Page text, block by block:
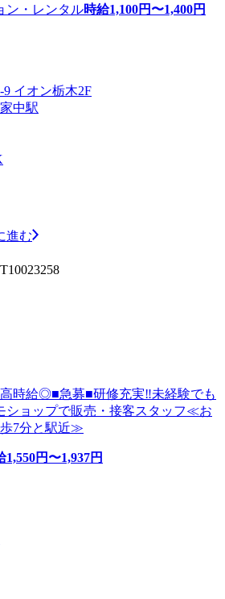
ン・レンタル時給1,100円〜1,400円
イオン栃木2F
中駅
進む
高時給◎■急募■研修充実‼未経験でも
ショップで販売・接客スタッフ≪お
7分と駅近≫
1,550円〜1,937円